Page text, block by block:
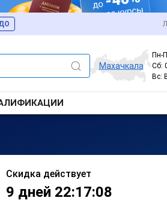
Махачкала
Пн-
Сб:
Вс:
Скидка действует
9 дней 22:17:08